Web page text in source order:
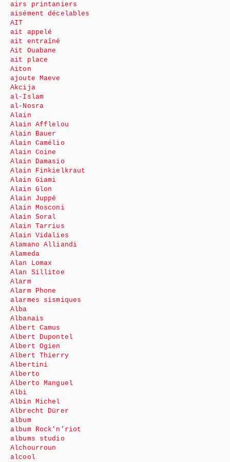
airs printaniers
aisément décelables
AIT
ait appelé
ait entraîné
Ait Ouabane
ait place
Aiton
ajoute Maeve
Akcija
al-Islam
al-Nosra
Alain
Alain Afflelou
Alain Bauer
Alain Camélio
Alain Coine
Alain Damasio
Alain Finkielkraut
Alain Giami
Alain Glon
Alain Juppé
Alain Mosconi
Alain Soral
Alain Tarrius
Alain Vidalies
Alamano Alliandi
Alameda
Alan Lomax
Alan Sillitoe
Alarm
Alarm Phone
alarmes sismiques
Alba
Albanais
Albert Camus
Albert Dupontel
Albert Ogien
Albert Thierry
Albertini
Alberto
Alberto Manguel
Albi
Albin Michel
Albrecht Dürer
album
album Rock’n’riot
albums studio
Alchourroun
alcool